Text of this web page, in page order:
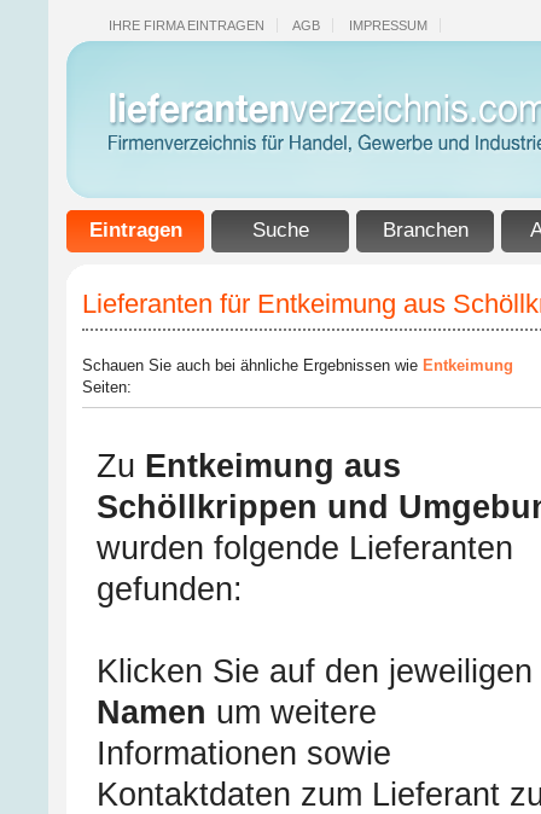
IHRE FIRMA EINTRAGEN AGB IMPRESSUM
Eintragen Suche Branchen
Lieferanten für Entkeimung aus
Schauen Sie auch bei ähnliche Ergebnissen wie Entkeimung
Seiten:
Zu Entkeimung aus
Schöllkrippen und
wurden folgende Lieferanten
gefunden:
Klicken Sie auf den jeweiligen
Namen um weitere
Informationen sowie
Kontaktdaten zum Lieferant